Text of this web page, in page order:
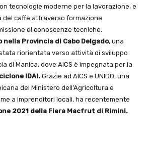
tecnologie moderne per la lavorazione, e
del caffè attraverso formazione
di conoscenze tecniche.
Provincia di Cabo Delgado, una
riorientata verso attività di sviluppo
di Manica, dove AICS è impegnata per la
IDAI. Grazie ad AICS e UNIDO, una
del Ministero dell’Agricoltura e
a imprenditori locali, ha recentemente
2021 della Fiera Macfrut di Rimini.